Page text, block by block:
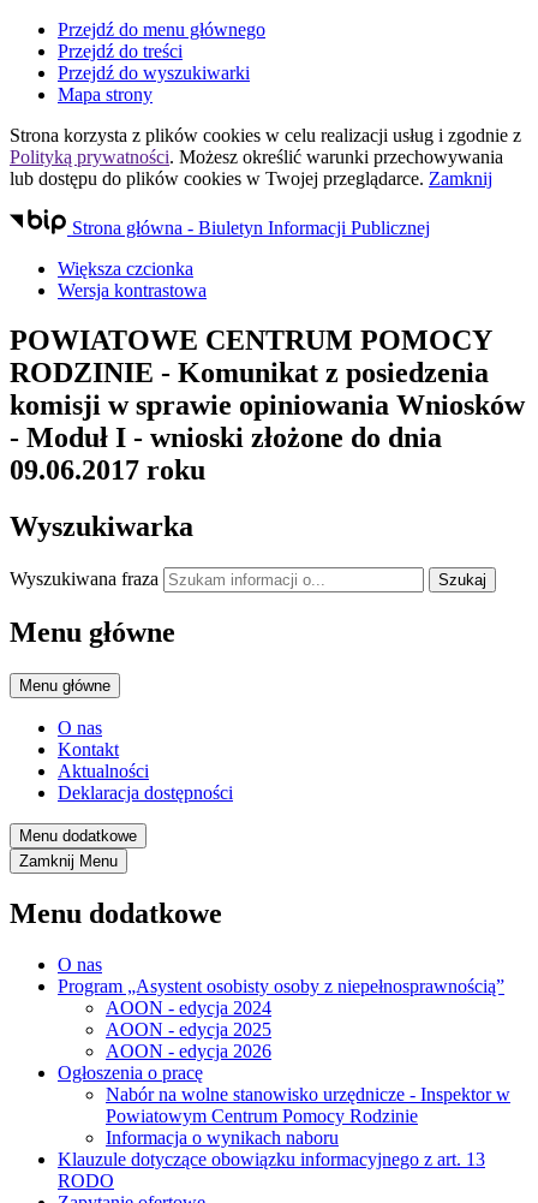
Przejdź do menu głównego
Przejdź do treści
Przejdź do wyszukiwarki
Mapa strony
Strona korzysta z plików cookies w celu realizacji usług i zgodnie z
Polityką prywatności. Możesz określić warunki przechowywania
lub dostępu do plików cookies w Twojej przeglądarce. Zamknij
Strona główna - Biuletyn Informacji Publicznej
Większa czcionka
Wersja kontrastowa
POWIATOWE CENTRUM POMOCY
RODZINIE - Komunikat z posiedzenia
komisji w sprawie opiniowania Wniosków
- Moduł I - wnioski złożone do dnia
09.06.2017 roku
Wyszukiwarka
Wyszukiwana fraza Szukaj
Menu główne
Menu główne
O nas
Kontakt
Aktualności
Deklaracja dostępności
Menu dodatkowe
Zamknij Menu
Menu dodatkowe
O nas
Program „Asystent osobisty osoby z niepełnosprawnością”
AOON - edycja 2024
AOON - edycja 2025
AOON - edycja 2026
Ogłoszenia o pracę
Nabór na wolne stanowisko urzędnicze - Inspektor w
Powiatowym Centrum Pomocy Rodzinie
Informacja o wynikach naboru
Klauzule dotyczące obowiązku informacyjnego z art. 13
RODO